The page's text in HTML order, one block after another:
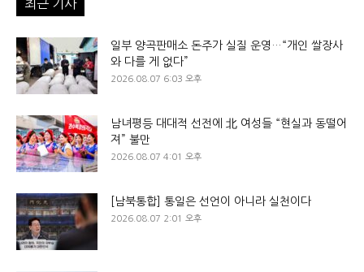
최근 기사
일부 양곡판매소 돈주가 실질 운영…“개인 쌀장사
와 다를 게 없다”
2026.08.07 6:03 오후
남녀평등 대대적 선전에 北 여성들 “현실과 동떨어
져” 불만
2026.08.07 4:01 오후
[남북통합] 통일은 선언이 아니라 실천이다
2026.08.07 2:01 오후